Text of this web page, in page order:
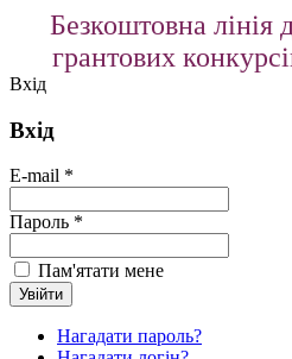
Безкоштовна лінія
грантових
Вхід
Вхід
E-mail *
Пароль *
Пам'ятати мене
Нагадати пароль?